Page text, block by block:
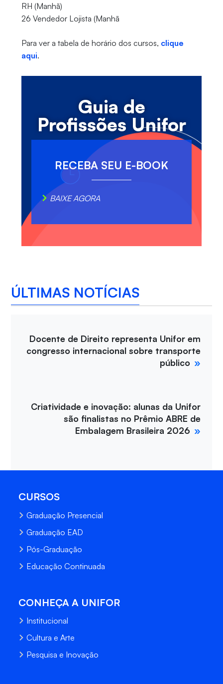
RH (Manhã)
26 Vendedor Lojista (Manhã
Para ver a tabela de horário dos cursos, clique
aqui.
Guia de
Profissões Unifor
RECEBA SEU E-BOOK
BAIXE AGORA
ÚLTIMAS NOTÍCIAS
Docente de Direito representa Unifor em
congresso internacional sobre transporte
público
Criatividade e inovação: alunas da Unifor
são finalistas no Prêmio ABRE de
Embalagem Brasileira 2026
CURSOS
Graduação Presencial
Graduação EAD
Pós-Graduação
Educação Continuada
CONHEÇA A UNIFOR
Institucional
Cultura e Arte
Pesquisa e Inovação